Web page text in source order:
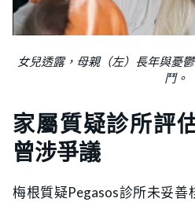
女兒透露，母親（左）長年與憂
鬥。
家屬質疑診所評
曾涉爭議
梅根質疑Pegasos診所未妥善